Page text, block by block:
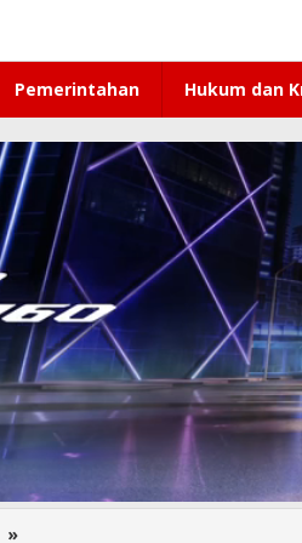
Pemerintahan Hukum dan
»